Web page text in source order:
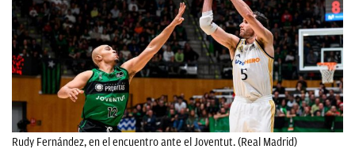
Rudy Fernández, en el encuentro ante el Joventut. (Real Madrid)